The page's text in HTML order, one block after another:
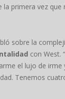
la primera vez que
sobre la
con West.
el lujo de irme
Tenemos